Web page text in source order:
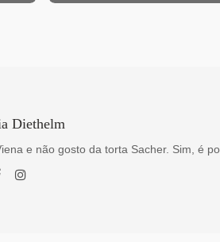
Diethelm
e não gosto da torta Sacher. Sim, é